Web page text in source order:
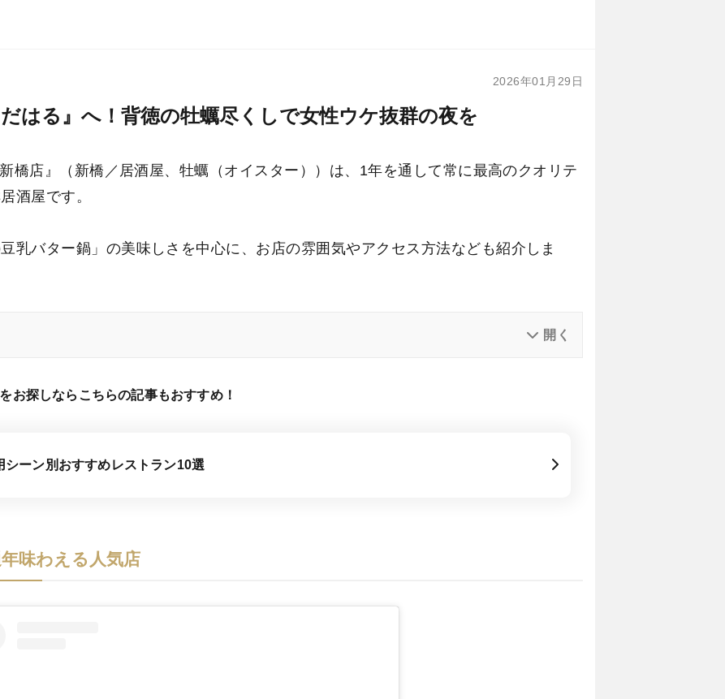
2026年01月29日
はる』へ！背徳の牡蠣尽くしで女性ウケ抜群の夜を
橋店』（新橋／居酒屋、牡蠣（オイスター））は、1年を通して常に最高のクオリテ
酒屋です。
乳バター鍋」の美味しさを中心に、お店の雰囲気やアクセス方法なども紹介しま
お探しならこちらの記事もおすすめ！
ーン別おすすめレストラン10選
味わえる人気店